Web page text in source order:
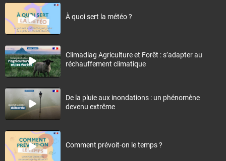
À quoi sert la météo ?
Climadiag Agriculture et Forêt : s’adapter au
réchauffement climatique
De la pluie aux inondations : un phénomène
devenu extrême
Comment prévoit-on le temps ?